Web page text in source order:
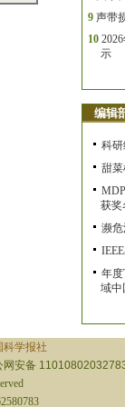
9 声带
10
示
编辑
科
甜
获奖
濒
年度
域中
科学报社
网安备